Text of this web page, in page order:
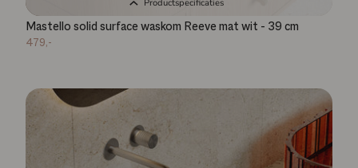
Productspecificaties
Mastello solid surface waskom Reeve mat wit - 39 cm
479,-